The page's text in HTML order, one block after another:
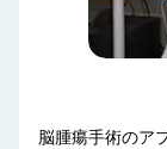
脳腫瘍手術のア